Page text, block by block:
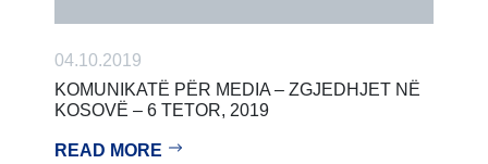
04.10.2019
KOMUNIKATË PËR MEDIA – ZGJEDHJET NË
KOSOVË – 6 TETOR, 2019
READ MORE